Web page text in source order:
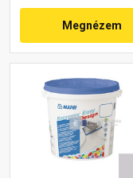
Megnézem